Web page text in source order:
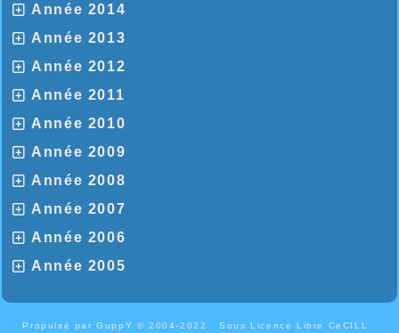
Année 2014
Année 2013
Année 2012
Année 2011
Année 2010
Année 2009
Année 2008
Année 2007
Année 2006
Année 2005
Propulsé par GuppY © 2004-2022 Sous Licence Libre CeCILL